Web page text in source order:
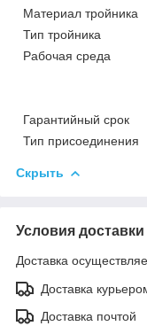
Материал тройника
Тип тройника
Рабочая среда
Гарантийный срок
Тип присоединения
Скрыть
Условия доставки
Доставка
Доставка
Доставка почтой